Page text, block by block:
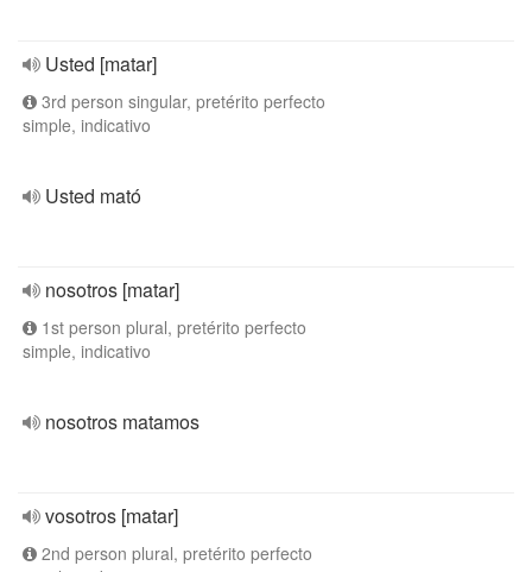
Usted [matar]
3rd person singular, pretérito perfecto
simple, indicativo
Usted mató
nosotros [matar]
1st person plural, pretérito perfecto
simple, indicativo
nosotros matamos
vosotros [matar]
2nd person plural, pretérito perfecto